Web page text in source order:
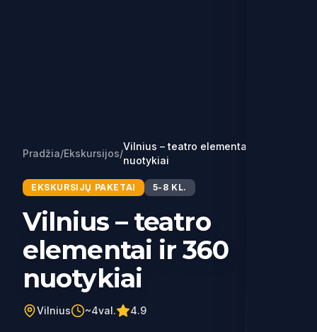
Pradžia/Ekskursijos/
Vilnius – teatro elementai ir 360
nuotykiai
EKSKURSIJŲ PAKETAI 5-8 KL.
Vilnius – teatro
elementai ir 360
nuotykiai
Vilnius ~4val. 4.9